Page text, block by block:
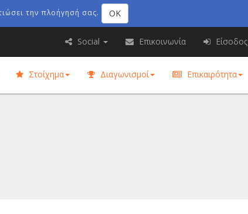
την πλοήγησή σας. OK
Στοίχημα Διαγωνισμοί Επικαιρότητα
Social Επικοινωνία Είσοδος